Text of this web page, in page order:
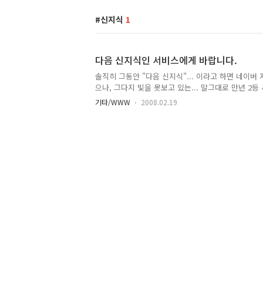
신지식 1
다음 신지식인 서비스에게 바랍니다.
솔직히 그동안 "다음 신지식"... 이라고 하면 네이버
으나, 그다지 빛을 못보고 있는... 말그대로 만년 2등
거의 관심을 두지 않았습니다. (사실, 오늘에야 처음
오늘 Tistory 공지로 "내 글을 "Daum 신지식 답변"
백을 남겨서 답변을 할 수 있는, 즉, Tistroy에 있는
"Daum 신지식"의 답변으로 보낼 수 있는 기능이 생
기타/WWW 2008.02.19